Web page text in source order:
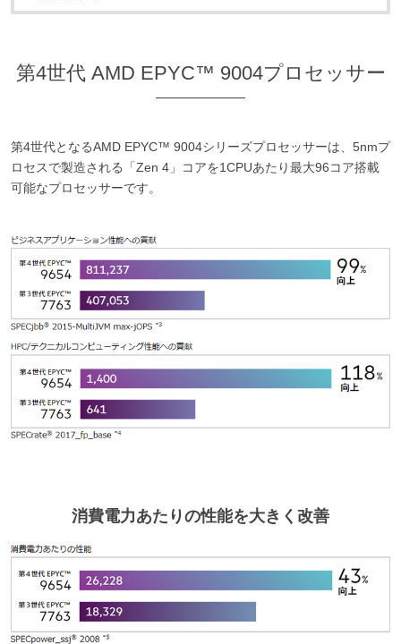
第4世代 AMD EPYC™ 9004プロセッサー
第4世代となるAMD EPYC™ 9004シリーズプロセッサーは、5nmプ
ロセスで製造される「Zen 4」コアを1CPUあたり最大96コア搭載
可能なプロセッサーです。
消費電力あたりの性能を大きく改善